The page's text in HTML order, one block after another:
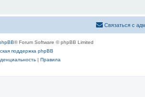
Связаться с
® Forum Software © phpBB Limited
поддержка phpBB
| Правила